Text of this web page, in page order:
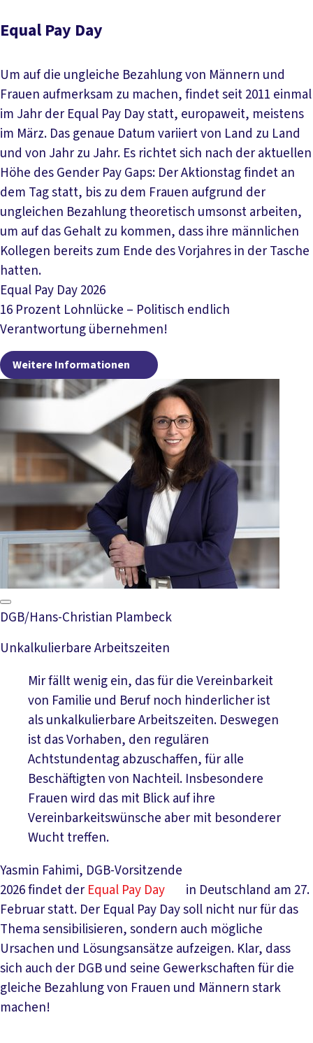
Equal Pay Day
Um auf die ungleiche Bezahlung von Männern und
Frauen aufmerksam zu machen, findet seit 2011 einmal
im Jahr der Equal Pay Day statt, europaweit, meistens
im März. Das genaue Datum variiert von Land zu Land
und von Jahr zu Jahr. Es richtet sich nach der aktuellen
Höhe des Gender Pay Gaps: Der Aktionstag findet an
dem Tag statt, bis zu dem Frauen aufgrund der
ungleichen Bezahlung theoretisch umsonst arbeiten,
um auf das Gehalt zu kommen, dass ihre männlichen
Kollegen bereits zum Ende des Vorjahres in der Tasche
hatten.
Equal Pay Day 2026
16 Prozent Lohnlücke – Politisch endlich
Verantwortung übernehmen!
Weitere Informationen Weitere Informationen
DGB/Hans-Christian Plambeck
Unkalkulierbare Arbeitszeiten
Mir fällt wenig ein, das für die Vereinbarkeit
von Familie und Beruf noch hinderlicher ist
als unkalkulierbare Arbeitszeiten. Deswegen
ist das Vorhaben, den regulären
Achtstundentag abzuschaffen, für alle
Beschäftigten von Nachteil. Insbesondere
Frauen wird das mit Blick auf ihre
Vereinbarkeitswünsche aber mit besonderer
Wucht treffen.
Yasmin Fahimi, DGB-Vorsitzende
2026 findet der Equal Pay Day
in Deutschland am 27.
Februar statt. Der Equal Pay Day soll nicht nur für das
Thema sensibilisieren, sondern auch mögliche
Ursachen und Lösungsansätze aufzeigen. Klar, dass
sich auch der DGB und seine Gewerkschaften für die
gleiche Bezahlung von Frauen und Männern stark
machen!